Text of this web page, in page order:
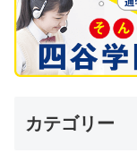
カテゴリー